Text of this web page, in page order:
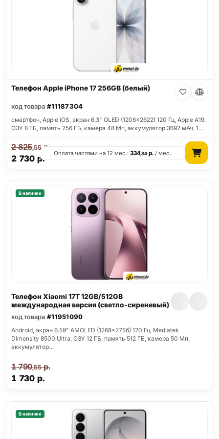
Телефон Apple iPhone 17 256GB (белый)
код товара #11187304
смартфон, Apple iOS, экран 6.3" OLED (1206x2622) 120 Гц, Apple A19,
ОЗУ 8 ГБ, память 256 ГБ, камера 48 Мп, аккумулятор 3692 мАч, 1…
2 730 р.
2 825,55р.
Оплата частями на 12 мес.:334,34 р. / мес.
В наличии
Телефон Xiaomi 17T 12GB/512GB
международная версия (светло-сиреневый)
код товара #11951090
Android, экран 6.59" AMOLED (1268x2756) 120 Гц, Mediatek
Dimensity 8500 Ultra, ОЗУ 12 ГБ, память 512 ГБ, камера 50 Мп,
аккумулятор…
1 730 р.
1 790,55р.
В наличии